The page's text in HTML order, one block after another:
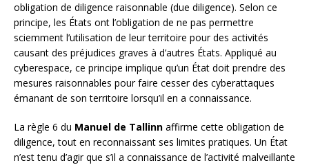
obligation de diligence raisonnable (due diligence). Selon ce
principe, les États ont l’obligation de ne pas permettre
sciemment l’utilisation de leur territoire pour des activités
causant des préjudices graves à d’autres États. Appliqué au
cyberespace, ce principe implique qu’un État doit prendre des
mesures raisonnables pour faire cesser des cyberattaques
émanant de son territoire lorsqu’il en a connaissance.
La règle 6 du Manuel de Tallinn affirme cette obligation de
diligence, tout en reconnaissant ses limites pratiques. Un État
n’est tenu d’agir que s’il a connaissance de l’activité malveillante